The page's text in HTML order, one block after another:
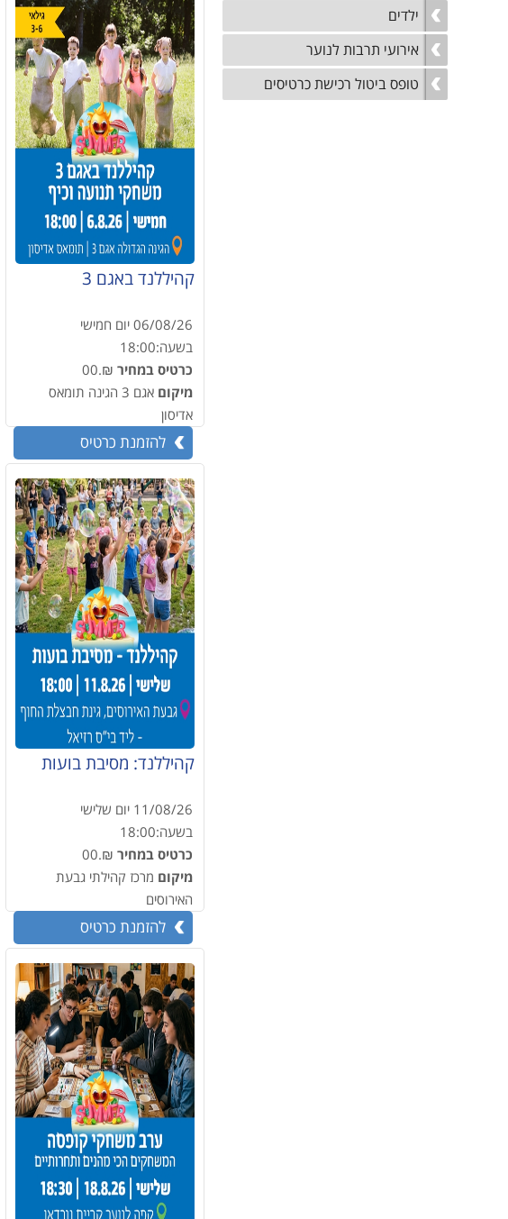
ילדים
אירועי תרבות לנוער
טופס ביטול רכישת כרטיסים
קהיללנד באגם 3
06/08/26 יום חמישי
בשעה:18:00
כרטיס במחיר ₪.00
מיקום
אגם 3 הגינה תומאס
אדיסון
להזמנת כרטיס
קהיללנד: מסיבת בועות
11/08/26 יום שלישי
בשעה:18:00
כרטיס במחיר ₪.00
מיקום מרכז קהילתי גבעת
האירוסים
להזמנת כרטיס